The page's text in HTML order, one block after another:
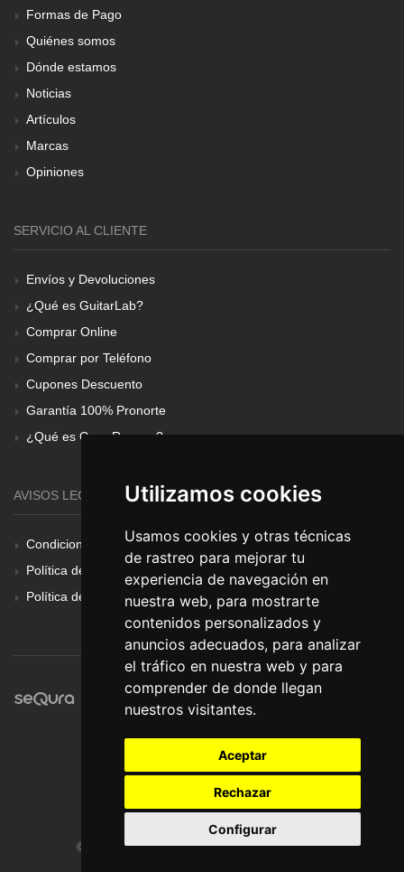
Utilizamos cookies
Usamos cookies y otras técnicas
de rastreo para mejorar tu
experiencia de navegación en
nuestra web, para mostrarte
contenidos personalizados y
anuncios adecuados, para analizar
el tráfico en nuestra web y para
comprender de donde llegan
nuestros visitantes.
Aceptar
Rechazar
Configurar
Formas de Pago
Quiénes somos
Dónde estamos
Noticias
Artículos
Marcas
Opiniones
SERVICIO AL CLIENTE
Envíos y Devoluciones
¿Qué es GuitarLab?
Comprar Online
Comprar por Teléfono
Cupones Descuento
Garantía 100% Pronorte
¿Qué es Gear Renove?
AVISOS LEGALES
Condiciones Generales
Política de Cookies
Política de Privacidad
© Pronorte Sonido SL. Todos los derechos reservados.